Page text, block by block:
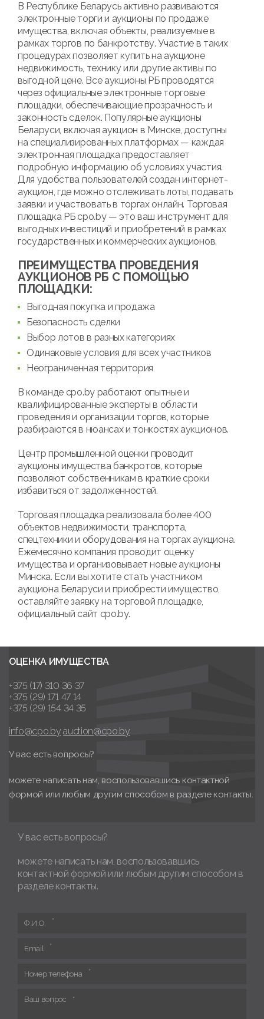
В Республике Беларусь активно развиваются
электронные торги и аукционы по продаже
имущества, включая объекты, реализуемые в
рамках торгов по банкротству. Участие в таких
процедурах позволяет купить на аукционе
недвижимость, технику или другие активы по
выгодной цене. Все аукционы РБ проводятся
через официальные электронные торговые
площадки, обеспечивающие прозрачность и
законность сделок. Популярные аукционы
Беларуси, включая аукцион в Минске, доступны
на специализированных платформах — каждая
электронная площадка предоставляет
подробную информацию об условиях участия.
Для удобства пользователей создан интернет-
аукцион, где можно отслеживать лоты, подавать
заявки и участвовать в торгах онлайн. Торговая
площадка РБ cpo.by — это ваш инструмент для
выгодных инвестиций и приобретений в рамках
государственных и коммерческих аукционов.
ПРЕИМУЩЕСТВА ПРОВЕДЕНИЯ
АУКЦИОНОВ РБ С ПОМОЩЬЮ
ПЛОЩАДКИ:
Выгодная покупка и продажа
Безопасность сделки
Выбор лотов в разных категориях
Одинаковые условия для всех участников
Неограниченная территория
В команде cpo.by работают опытные и
квалифицированные эксперты в области
проведения и организации торгов, которые
разбираются в нюансах и тонкостях аукционов.
Центр промышленной оценки проводит
аукционы имущества банкротов, которые
позволяют собственникам в краткие сроки
избавиться от задолженностей.
Торговая площадка реализовала более 400
объектов недвижимости, транспорта,
спецтехники и оборудования на торгах аукциона.
Ежемесячно компания проводит оценку
имущества и организовывает новые аукционы
Минска. Если вы хотите стать участником
аукциона Беларуси и приобрести имущество,
оставляйте заявку на торговой площадке,
официальный сайт cpo.by.
ОЦЕНКА ИМУЩЕСТВА
+375 (17) 310 36 37
+375 (29) 171 47 14
+375 (29) 154 34 35
info@cpo.by auction@cpo.by
У вас есть вопросы?
можете написать нам, воспользовавшись контактной
формой или любым другим способом в разделе контакты.
У вас есть вопросы?
можете написать нам, воспользовавшись
контактной формой или любым другим способом в
разделе контакты.
Ф.И.О.
Email
Номер телефона
Ваш вопрос